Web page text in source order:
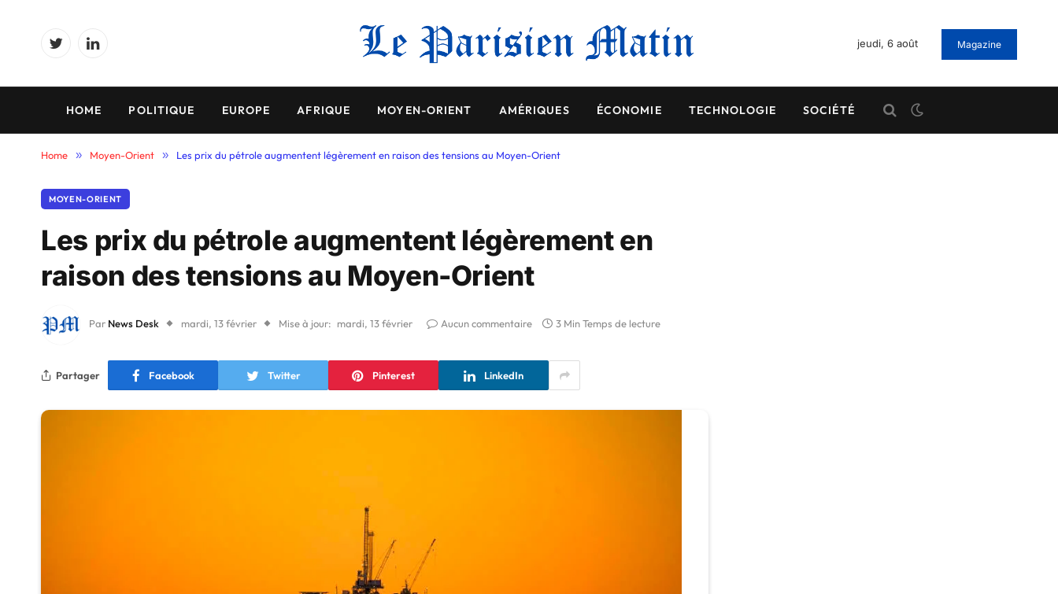
TwitterLinkedIn
jeudi, 6 août Magazine
HOME POLITIQUE EUROPE AFRIQUE MOYEN-ORIENT AMÉRIQUES ÉCONOMIE TECHNOLOGIE SOCIÉTÉ
Home » Moyen-Orient » Les prix du pétrole augmentent légèrement en raison des tensions au Moyen-Orient
MOYEN-ORIENT
Les prix du pétrole augmentent légèrement en
raison des tensions au Moyen-Orient
Par News Desk mardi, 13 février Mise à jour: mardi, 13 février Aucun commentaire 3 Min Temps de lecture
Partager Facebook Twitter Pinterest LinkedIn